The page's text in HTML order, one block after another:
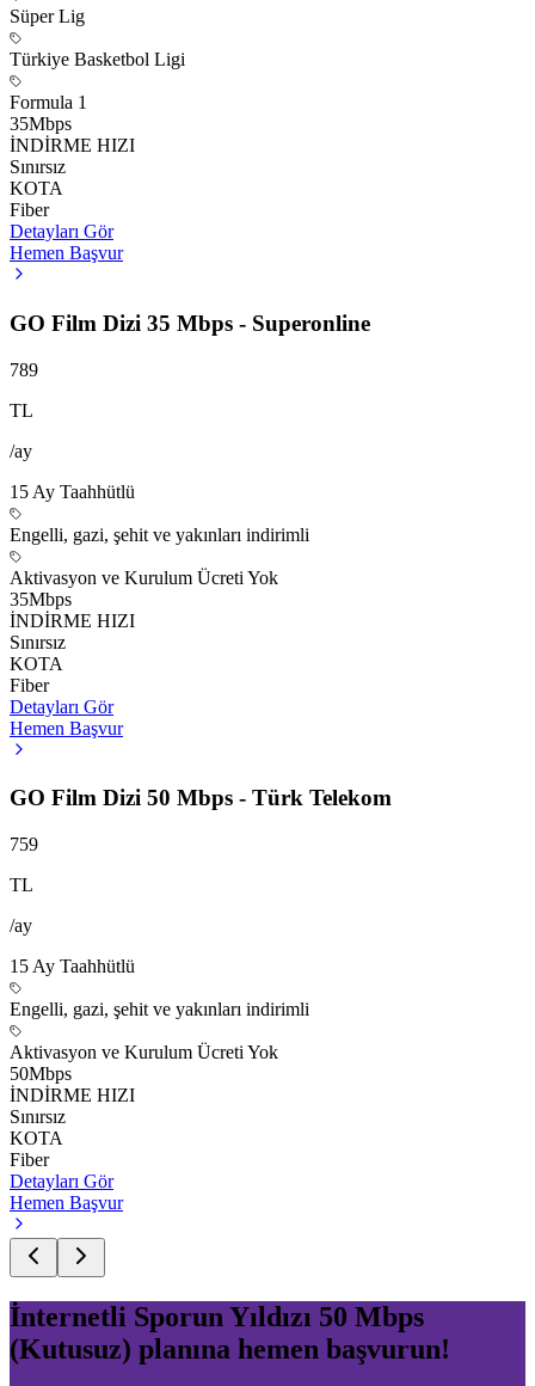
Süper Lig
Türkiye Basketbol Ligi
Formula 1
35Mbps
İNDİRME HIZI
Sınırsız
KOTA
Fiber
Detayları Gör
Hemen Başvur
GO Film Dizi 35 Mbps - Superonline
789
TL
/ay
15 Ay Taahhütlü
Engelli, gazi, şehit ve yakınları indirimli
Aktivasyon ve Kurulum Ücreti Yok
35Mbps
İNDİRME HIZI
Sınırsız
KOTA
Fiber
Detayları Gör
Hemen Başvur
GO Film Dizi 50 Mbps - Türk Telekom
759
TL
/ay
15 Ay Taahhütlü
Engelli, gazi, şehit ve yakınları indirimli
Aktivasyon ve Kurulum Ücreti Yok
50Mbps
İNDİRME HIZI
Sınırsız
KOTA
Fiber
Detayları Gör
Hemen Başvur
İnternetli Sporun Yıldızı 50 Mbps
(Kutusuz) planına hemen başvurun!